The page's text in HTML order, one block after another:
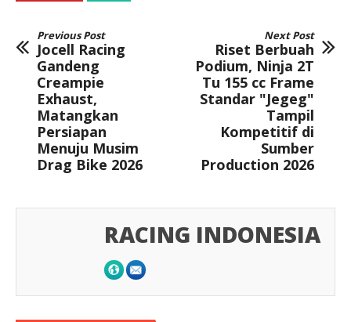
Previous Post
Jocell Racing
Gandeng
Creampie
Exhaust,
Matangkan
Persiapan
Menuju Musim
Drag Bike 2026
Next Post
Riset Berbuah
Podium, Ninja 2T
Tu 155 cc Frame
Standar "Jegeg"
Tampil
Kompetitif di
Sumber
Production 2026
RACING INDONESIA